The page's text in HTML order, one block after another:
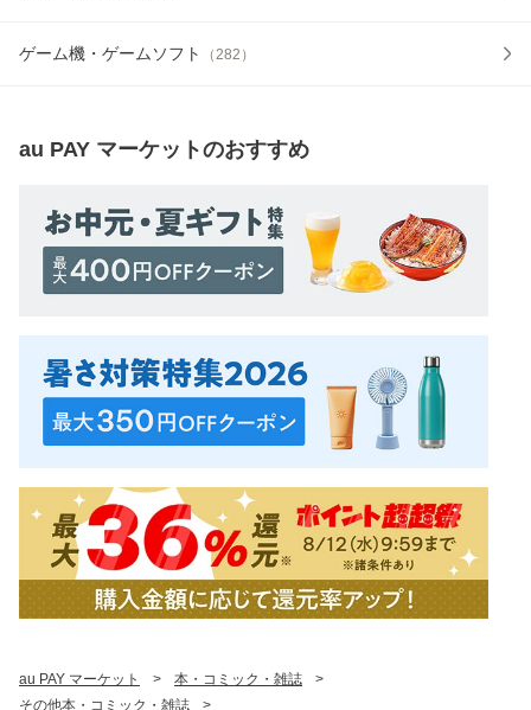
ゲーム機・ゲームソフト （282 ）
au PAY マーケットのおすすめ
au PAY マーケット > 本・コミック・雑誌
>
その他本・コミック・雑誌
>